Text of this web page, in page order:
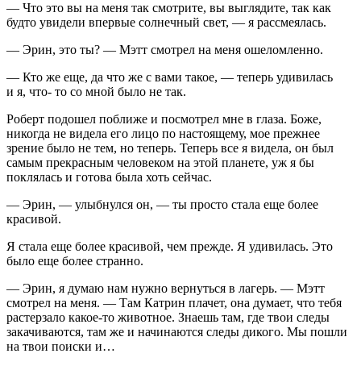
— Что это вы на меня так смотрите, вы выглядите, так как
будто увидели впервые солнечный свет, — я рассмеялась.
— Эрин, это ты? — Мэтт смотрел на меня ошеломленно.
— Кто же еще, да что же с вами такое, — теперь удивилась
и я, что- то со мной было не так.
Роберт подошел поближе и посмотрел мне в глаза. Боже,
никогда не видела его лицо по настоящему, мое прежнее
зрение было не тем, но теперь. Теперь все я видела, он был
самым прекрасным человеком на этой планете, уж я бы
поклялась и готова была хоть сейчас.
— Эрин, — улыбнулся он, — ты просто стала еще более
красивой.
Я стала еще более красивой, чем прежде. Я удивилась. Это
было еще более странно.
— Эрин, я думаю нам нужно вернуться в лагерь. — Мэтт
смотрел на меня. — Там Катрин плачет, она думает, что тебя
растерзало какое-то животное. Знаешь там, где твои следы
закачиваются, там же и начинаются следы дикого. Мы пошли
на твои поиски и…